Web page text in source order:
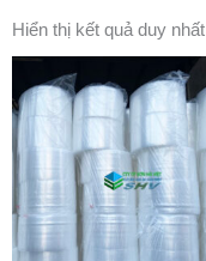
trang
Hiển thị kết quả duy nhất